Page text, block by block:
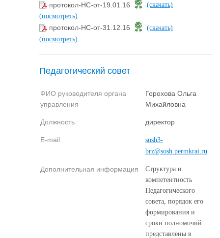
протокол-НС-от-19.01.16
(скачать)
(посмотреть)
протокол-НС-от-31.12.16
(скачать)
(посмотреть)
Педагогический совет
ФИО руководителя органа
управления
Горохова Ольга
Михайловна
Должность директор
E-mail
sosh3-
brz@sosh.permkrai.ru
Дополнительная информация
Структура и
компетентность
Педагогического
совета, порядок его
формирования и
сроки полномочий
представлены в